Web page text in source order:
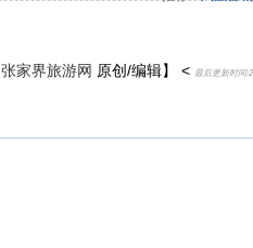
张家界旅游网 原创/编辑】 < 最后更新时间